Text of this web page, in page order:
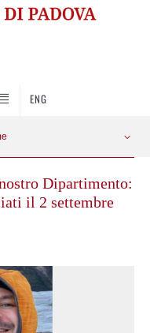
ENG
Dipartimento:
il 2 settembre